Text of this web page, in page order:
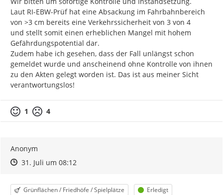
Laut RI-EBW-Prüf hat eine Absackung im Fahrbahnbereich
von >3 cm bereits eine Verkehrssicherheit von 3 von 4
und stellt somit einen erheblichen Mangel mit hohem
Gefährdungspotential dar.
Zudem habe ich gesehen, dass der Fall unlängst schon
gemeldet wurde und anscheinend ohne Kontrolle von ihnen
zu den Akten gelegt worden ist. Das ist aus meiner Sicht
verantwortungslos!
1 4
Anonym
Zeitpunkt des Erstellens
Zeitpunkt des Erstellens
31. Juli um 08:12Zur Äußerung
Kategorie
Grünflächen / Friedhöfe / Spielplätze Status
Erledigt